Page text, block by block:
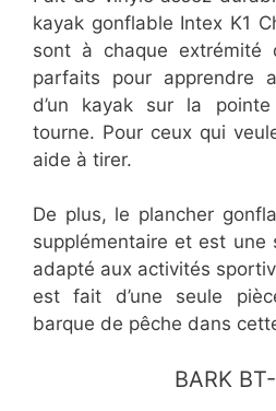
kayak gonflable Intex K1
sont à chaque extrémité
parfaits pour apprendre
d’un kayak sur la
tourne. Pour ceux qui
aide à tirer.
De plus, le plancher
supplémentaire et est une
adapté aux activités
est fait d’une seule
barque de pêche dans
BARK